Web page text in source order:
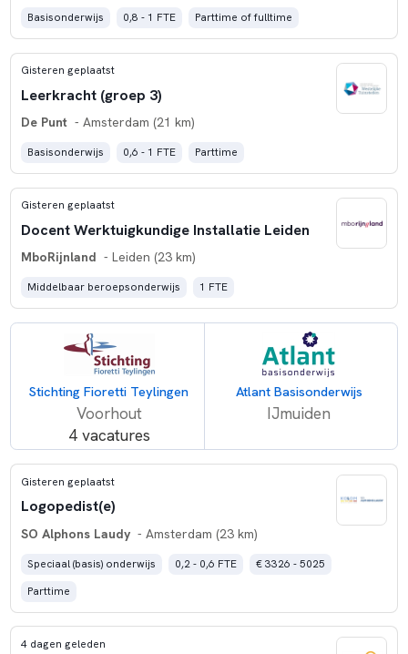
Basisonderwijs 0,8 - 1 FTE Parttime of fulltime
Gisteren geplaatst
Leerkracht (groep 3)
De Punt - Amsterdam (21 km)
Basisonderwijs 0,6 - 1 FTE Parttime
Gisteren geplaatst
Docent Werktuigkundige Installatie Leiden
MboRijnland - Leiden (23 km)
Middelbaar beroepsonderwijs 1 FTE
Stichting Fioretti Teylingen
Voorhout
4 vacatures
Atlant Basisonderwijs
IJmuiden
Gisteren geplaatst
Logopedist(e)
SO Alphons Laudy - Amsterdam (23 km)
Speciaal (basis) onderwijs 0,2 - 0,6 FTE
€ 3326 - 5025
Parttime
4 dagen geleden